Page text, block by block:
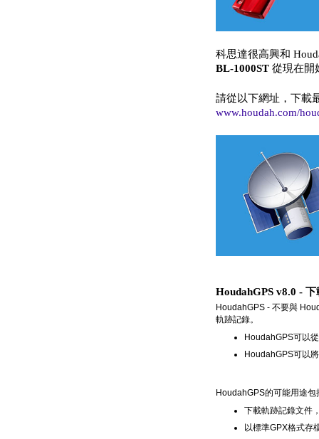
科思達很高興和
BL-1000ST 從現在開
請從以下網址，下載
www.houdah.com/
HoudahGPS v8.0 -
HoudahGPS - 不要與
軌跡記錄。
HoudahGPS可以
HoudahGPS可以
HoudahGPS的可能用途包
下載軌跡記錄文件
以標準GPX格式存